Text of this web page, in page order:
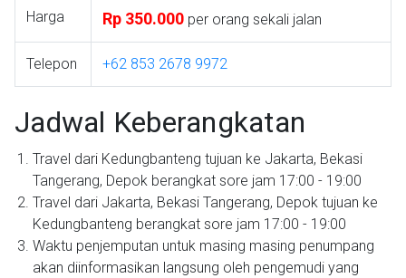
Harga Rp 350.000 per orang sekali jalan
Telepon +62 853 2678 9972
Jadwal Keberangkatan
Travel dari Kedungbanteng tujuan ke Jakarta, Bekasi
Tangerang, Depok berangkat sore jam 17:00 - 19:00
Travel dari Jakarta, Bekasi Tangerang, Depok tujuan ke
Kedungbanteng berangkat sore jam 17:00 - 19:00
Waktu penjemputan untuk masing masing penumpang
akan diinformasikan langsung oleh pengemudi yang